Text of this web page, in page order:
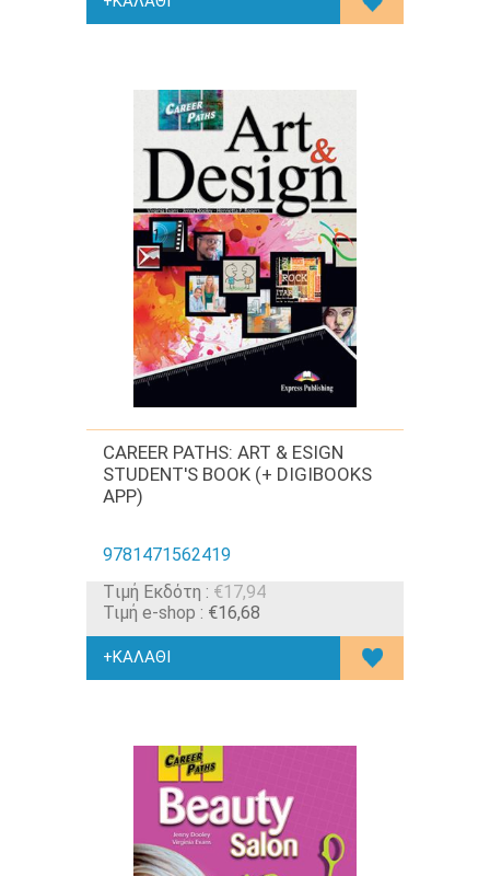
CAREER PATHS: ART & ESIGN
STUDENT'S BOOK (+ DIGIBOOKS
APP)
9781471562419
Tιμή Εκδότη : €17,94
Τιμή e-shop : €16,68